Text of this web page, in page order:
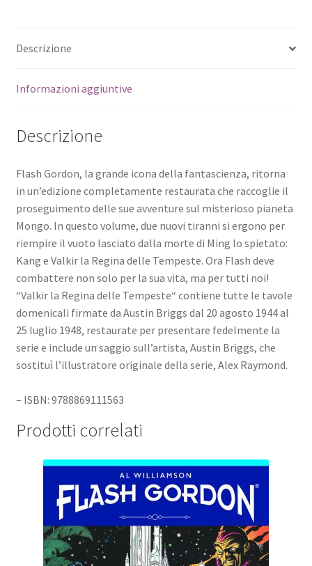
Descrizione
Informazioni aggiuntive
Descrizione
Flash Gordon, la grande icona della fantascienza, ritorna
in un’edizione completamente restaurata che raccoglie il
proseguimento delle sue avventure sul misterioso pianeta
Mongo. In questo volume, due nuovi tiranni si ergono per
riempire il vuoto lasciato dalla morte di Ming lo spietato:
Kang e Valkir la Regina delle Tempeste. Ora Flash deve
combattere non solo per la sua vita, ma per tutti noi!
“Valkir la Regina delle Tempeste“ contiene tutte le tavole
domenicali firmate da Austin Briggs dal 20 agosto 1944 al
25 luglio 1948, restaurate per presentare fedelmente la
serie e include un saggio sull’artista, Austin Briggs, che
sostituì l’illustratore originale della serie, Alex Raymond.
– ISBN: 9788869111563
Prodotti correlati